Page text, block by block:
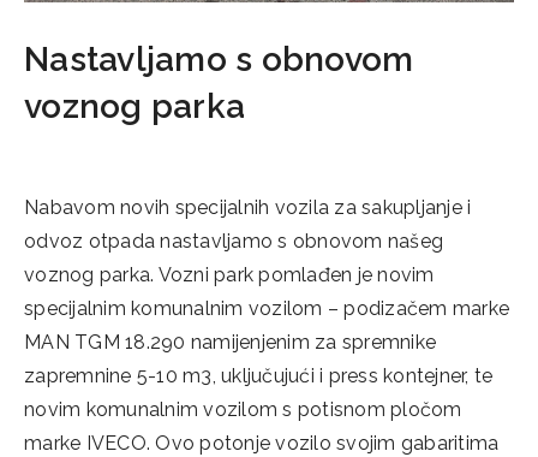
Nastavljamo s obnovom
voznog parka
Nabavom novih specijalnih vozila za sakupljanje i
odvoz otpada nastavljamo s obnovom našeg
voznog parka. Vozni park pomlađen je novim
specijalnim komunalnim vozilom – podizačem marke
MAN TGM 18.290 namijenjenim za spremnike
zapremnine 5-10 m3, uključujući i press kontejner, te
novim komunalnim vozilom s potisnom pločom
marke IVECO. Ovo potonje vozilo svojim gabaritima